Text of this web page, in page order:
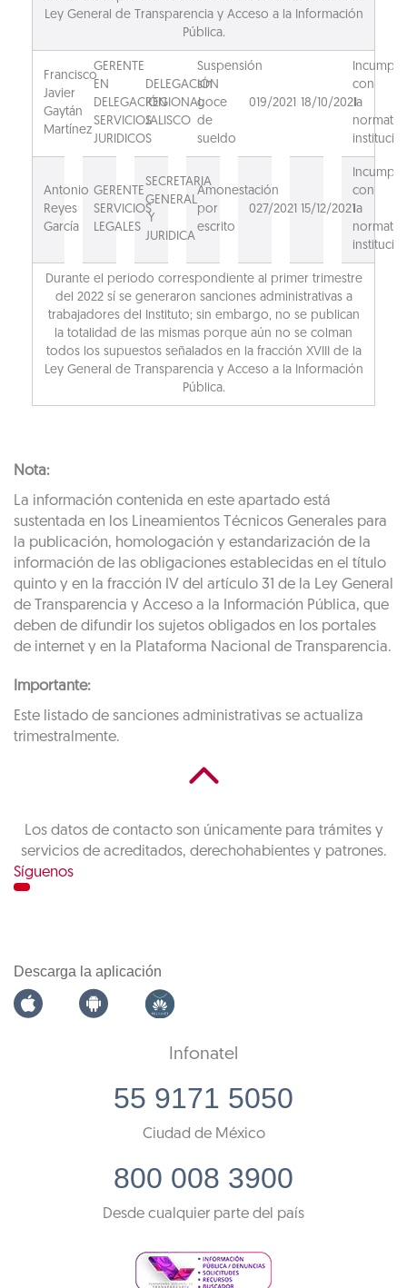
Ley General de Transparencia y Acceso a la Información
Pública.
Francisco
Javier
Gaytán
Martínez
GERENTE
EN
DELEGACIÓN
SERVICIOS
JURIDICOS
DELEGACIÓN
REGIONAL
JALISCO
Suspensión
sin
goce
de
sueldo
019/2021 18/10/2021
con
la
Antonio
Reyes
García
GERENTE
SERVICIOS
LEGALES
SECRETARIA
GENERAL
Y
JURIDICA
Amonestación
por
escrito
027/2021 15/12/2021
con
la
Durante el periodo correspondiente al primer trimestre
del 2022 sí se generaron sanciones administrativas a
trabajadores del Instituto; sin embargo, no se publican
la totalidad de las mismas porque aún no se colman
todos los supuestos señalados en la fracción XVIII de la
Ley General de Transparencia y Acceso a la Información
Pública.
Nota:
La información contenida en este apartado está
sustentada en los Lineamientos Técnicos Generales para
la publicación, homologación y estandarización de la
información de las obligaciones establecidas en el título
quinto y en la fracción IV del artículo 31 de la Ley General
de Transparencia y Acceso a la Información Pública, que
deben de difundir los sujetos obligados en los portales
de internet y en la Plataforma Nacional de Transparencia.
Importante:
Este listado de sanciones administrativas se actualiza
trimestralmente.
Los datos de contacto son únicamente para trámites y
servicios de acreditados, derechohabientes y patrones.
Síguenos
Descarga la aplicación
Infonatel
55 9171 5050
Ciudad de México
800 008 3900
Desde cualquier parte del país